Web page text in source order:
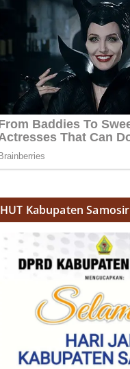
HUT Kabupaten Samosir